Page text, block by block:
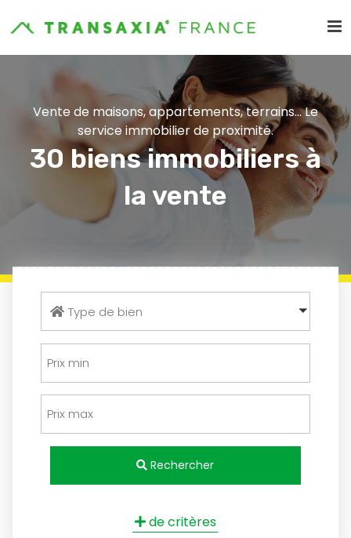
Vente de maisons, appartements, terrains... Le
service immobilier de proximité.
30 biens immobiliers à
la vente
Type de bien
Rechercher
de critères